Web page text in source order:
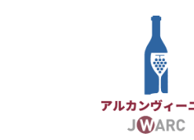
ワインリスト
アルカンヴィーニュの